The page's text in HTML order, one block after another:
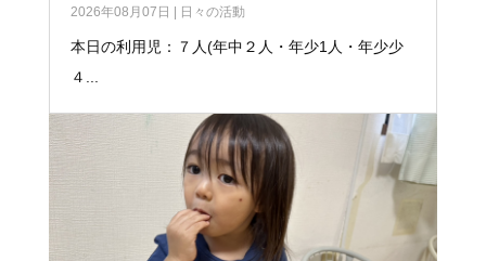
2026年08月07日 | 日々の活動
本日の利用児：７人(年中２人・年少1人・年少少
４...